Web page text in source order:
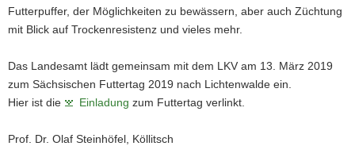
Futterpuffer, der Möglichkeiten zu bewässern, aber auch Züchtung
mit Blick auf Trockenresistenz und vieles mehr.
Das Landesamt lädt gemeinsam mit dem LKV am 13. März 2019
zum Sächsischen Futtertag 2019 nach Lichtenwalde ein.
Hier ist die
Einladung zum Futtertag verlinkt.
Prof. Dr. Olaf Steinhöfel, Köllitsch